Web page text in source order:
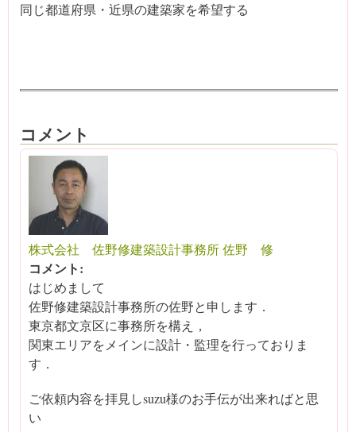
同じ都道府県・近県の建築家を希望する
コメント
株式会社 佐野修建築設計事務所 佐野 修
コメント:
はじめまして
佐野修建築設計事務所の佐野と申します．
東京都文京区に事務所を構え，
関東エリアをメインに設計・監理を行っておりま
す．
ご依頼内容を拝見しsuzu様のお手伝が出来ればと思
い